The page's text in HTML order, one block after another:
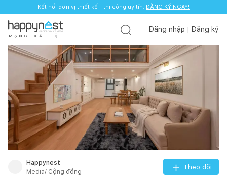
Kết nối đơn vị thiết kế - thi công uy tín. ĐĂNG KÝ NGAY!
M Ạ N G X Ã H Ộ I
Đăng nhập Đăng ký
Happynest
Media/ Cộng đồng
Theo dõi